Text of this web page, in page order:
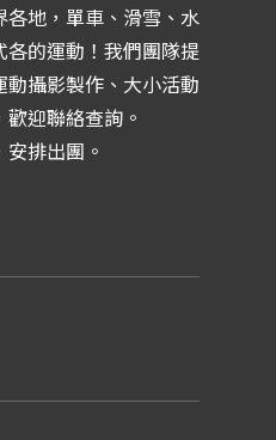
地，單車、滑雪、水
各的運動！我們團隊提
攝影製作、大小活動
迎聯絡查詢。
排出團。